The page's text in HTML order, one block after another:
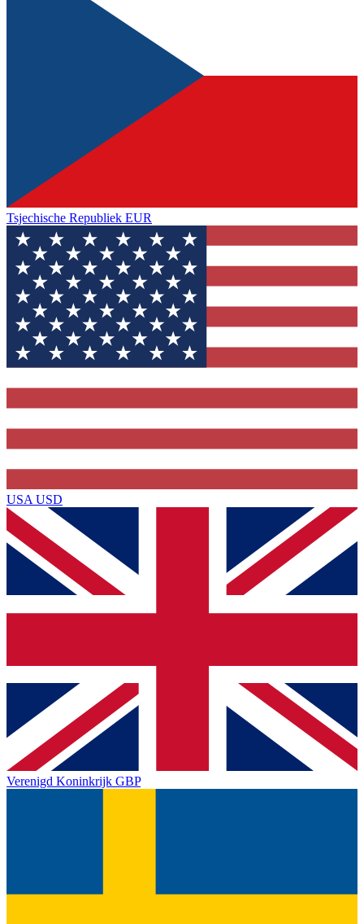
Tsjechische Republiek EUR
USA USD
Verenigd Koninkrijk GBP